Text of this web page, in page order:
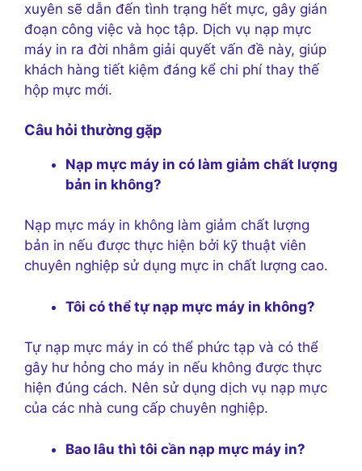
xuyên sẽ dẫn đến tình trạng hết mực, gây gián
đoạn công việc và học tập. Dịch vụ nạp mực
máy in ra đời nhằm giải quyết vấn đề này, giúp
khách hàng tiết kiệm đáng kể chi phí thay thế
hộp mực mới.
Câu hỏi thường gặp
Nạp mực máy in có làm giảm chất lượng
bản in không?
Nạp mực máy in không làm giảm chất lượng
bản in nếu được thực hiện bởi kỹ thuật viên
chuyên nghiệp sử dụng mực in chất lượng cao.
Tôi có thể tự nạp mực máy in không?
Tự nạp mực máy in có thể phức tạp và có thể
gây hư hỏng cho máy in nếu không được thực
hiện đúng cách. Nên sử dụng dịch vụ nạp mực
của các nhà cung cấp chuyên nghiệp.
Bao lâu thì tôi cần nạp mực máy in?